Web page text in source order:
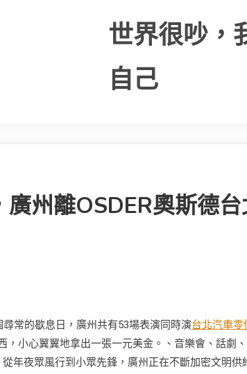
世界很吵，
自己
州離OSDER奧斯德
常的歇息日，廣州共有53場表演同時演台北汽車零
小心翼翼地拿出一張一元美金。、音樂會、話劇
年夜眾風行到小眾先鋒，廣州正在不斷加密文明供